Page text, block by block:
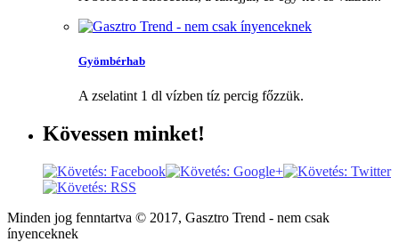
Gyömbérhab
A zselatint 1 dl vízben tíz percig főzzük.
Kövessen minket!
Minden jog fenntartva © 2017, Gasztro Trend - nem csak
ínyenceknek